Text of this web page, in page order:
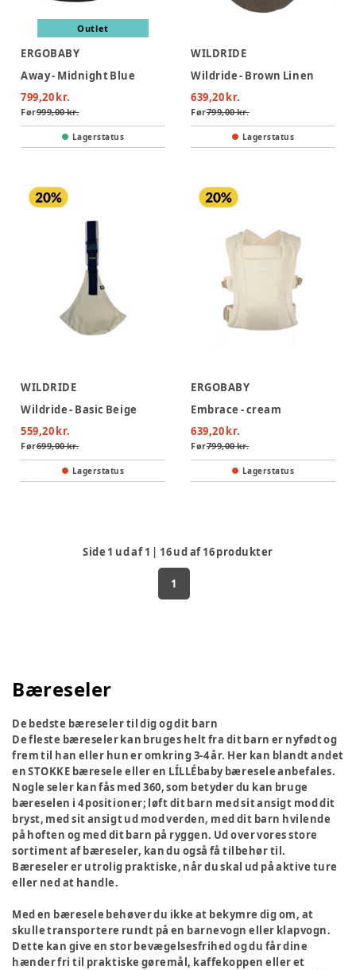
Outlet
ERGOBABY
Away - Midnight Blue
799,20 kr.
Før999,00 kr.
Lagerstatus
WILDRIDE
Wildride - Brown Linen
639,20 kr.
Før799,00 kr.
Lagerstatus
WILDRIDE
Wildride - Basic Beige
559,20 kr.
Før699,00 kr.
Lagerstatus
ERGOBABY
Embrace - cream
639,20 kr.
Før799,00 kr.
Lagerstatus
Side 1 ud af1 | 16ud af16produkter
1
Bæreseler
De bedste bæreseler til dig og dit barn
De fleste bæreseler kan bruges helt fra dit barn er nyfødt og
frem til han eller hun er omkring 3-4 år. Her kan blandt andet
en STOKKE bæresele eller en LÍLLÉbaby bæresele anbefales.
Nogle seler kan fås med 360, som betyder du kan bruge
bæreselen i 4 positioner; løft dit barn med sit ansigt mod dit
bryst, med sit ansigt ud mod verden, med dit barn hvilende
på hoften og med dit barn på ryggen. Ud over vores store
sortiment af bæreseler, kan du også få tilbehør til.
Bæreseler er utrolig praktiske, når du skal ud på aktive ture
eller ned at handle.
Med en bæresele behøver du ikke at bekymre dig om, at
skulle transportere rundt på en barnevogn eller klapvogn.
Dette kan give en stor bevægelsesfrihed og du får dine
hænder fri til praktiske gøremål, kaffekoppen eller et